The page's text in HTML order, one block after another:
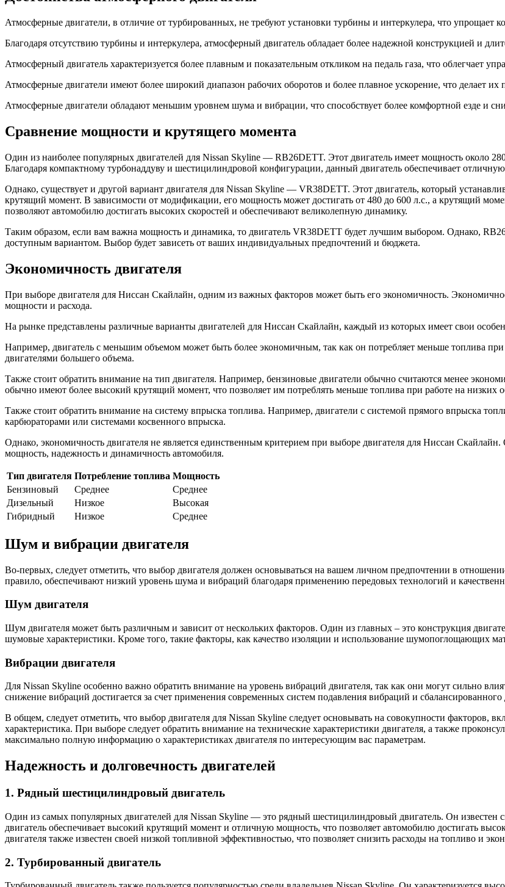
Атмосферные двигатели, в отличие от турбированных, не требуют установки турбины и интеркулера, что упрощает
Благодаря отсутствию турбины и интеркулера, атмосферный двигатель обладает более надежной конструкцией и
Атмосферный двигатель характеризуется более плавным и показательным откликом на педаль газа, что облегчает
Атмосферные двигатели имеют более широкий диапазон рабочих оборотов и более плавное ускорение, что делает
Атмосферные двигатели обладают меньшим уровнем шума и вибрации, что способствует более комфортной езде и
Сравнение мощности и крутящего момента
Один из наиболее популярных двигателей для Nissan Skyline — RB26DETT. Этот двигатель имеет мощность около
Благодаря компактному турбонаддуву и шестицилиндровой конфигурации, данный двигатель обеспечивает
Однако, существует и другой вариант двигателя для Nissan Skyline — VR38DETT. Этот двигатель, который
крутящий момент. В зависимости от модификации, его мощность может достигать от 480 до 600 л.с., а крутящий
позволяют автомобилю достигать высоких скоростей и обеспечивают великолепную динамику.
Таким образом, если вам важна мощность и динамика, то двигатель VR38DETT будет лучшим выбором. Однако,
доступным вариантом. Выбор будет зависеть от ваших индивидуальных предпочтений и бюджета.
Экономичность двигателя
При выборе двигателя для Ниссан Скайлайн, одним из важных факторов может быть его экономичность.
мощности и расхода.
На рынке представлены различные варианты двигателей для Ниссан Скайлайн, каждый из которых имеет свои
Например, двигатель с меньшим объемом может быть более экономичным, так как он потребляет меньше топлива
двигателями большего объема.
Также стоит обратить внимание на тип двигателя. Например, бензиновые двигатели обычно считаются менее
обычно имеют более высокий крутящий момент, что позволяет им потреблять меньше топлива при работе на низких
Также стоит обратить внимание на систему впрыска топлива. Например, двигатели с системой прямого впрыска
карбюраторами или системами косвенного впрыска.
Однако, экономичность двигателя не является единственным критерием при выборе двигателя для Ниссан
мощность, надежность и динамичность автомобиля.
Тип двигателя Потребление топлива Мощность
Бензиновый
Среднее
Среднее
Дизельный
Низкое
Высокая
Гибридный
Низкое Среднее
Шум и вибрации двигателя
Во-первых, следует отметить, что выбор двигателя должен основываться на вашем личном предпочтении в
правило, обеспечивают низкий уровень шума и вибраций благодаря применению передовых технологий и
Шум двигателя
Шум двигателя может быть различным и зависит от нескольких факторов. Один из главных – это конструкция
шумовые характеристики. Кроме того, такие факторы, как качество изоляции и использование шумопоглощающих
Вибрации двигателя
Для Nissan Skyline особенно важно обратить внимание на уровень вибраций двигателя, так как они могут сильно
снижение вибраций достигается за счет применения современных систем подавления вибраций и сбалансированного
В общем, следует отметить, что выбор двигателя для Nissan Skyline следует основывать на совокупности факторов,
характеристика. При выборе следует обратить внимание на технические характеристики двигателя, а также
максимально полную информацию о характеристиках двигателя по интересующим вас параметрам.
Надежность и долговечность двигателей
1. Рядный шестицилиндровый двигатель
Один из самых популярных двигателей для Nissan Skyline — это рядный шестицилиндровый двигатель. Он
двигатель обеспечивает высокий крутящий момент и отличную мощность, что позволяет автомобилю достигать
двигателя также известен своей низкой топливной эффективностью, что позволяет снизить расходы на топливо и
2. Турбированный двигатель